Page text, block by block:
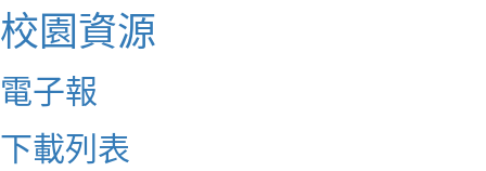
校園資源
電子報
下載列表